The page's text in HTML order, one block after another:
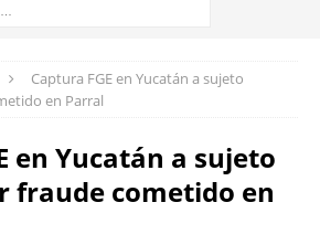
Captura FGE en Yucatán a sujeto
en Parral
en Yucatán a sujeto
fraude cometido en